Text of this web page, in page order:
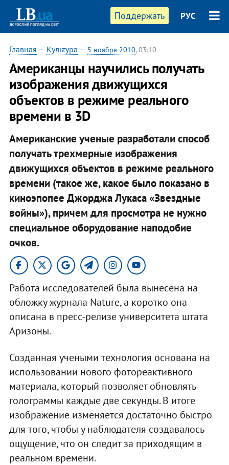
Поддержать РУС
Главная — Культура — 5 ноября 2010, 03:10
Американцы научились получать
изображения движущихся
объектов в режиме реального
времени в 3D
Американские ученые разработали способ
получать трехмерные изображения
движущихся объектов в режиме реального
времени (такое же, какое было показано в
киноэпопее Джорджа Лукаса «Звездные
войны»), причем для просмотра не нужно
специальное оборудование наподобие
очков.
Работа исследователей была вынесена на
обложку журнала Nature, а коротко она
описана в пресс-релизе университета штата
Аризоны.
Созданная учеными технология основана на
использовании нового фотореактивного
материала, который позволяет обновлять
голограммы каждые две секунды. В итоге
изображение изменяется достаточно быстро
для того, чтобы у наблюдателя создавалось
ощущение, что он следит за приходящим в
реальном времени.